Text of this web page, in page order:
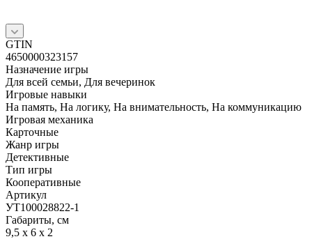
GTIN
4650000323157
Назначение игры
Для всей семьи, Для вечеринок
Игровые навыки
На память, На логику, На внимательность, На коммуникацию
Игровая механика
Карточные
Жанр игры
Детективные
Тип игры
Кооперативные
Артикул
УТ100028822-1
Габариты, см
9,5 x 6 x 2